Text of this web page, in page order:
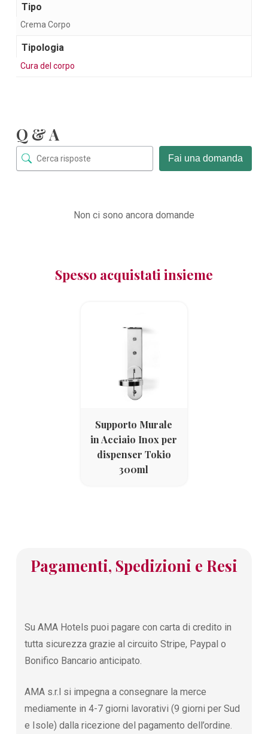
Tipo
Crema Corpo
Tipologia
Cura del corpo
Q & A
Fai una domanda
Non ci sono ancora domande
Spesso acquistati insieme
Supporto Murale
in Acciaio Inox per
dispenser Tokio
300ml
Pagamenti, Spedizioni e Resi
Su AMA Hotels puoi pagare con carta di credito in
tutta sicurezza grazie al circuito Stripe, Paypal o
Bonifico Bancario anticipato.
AMA s.r.l si impegna a consegnare la merce
mediamente in 4-7 giorni lavorativi (9 giorni per Sud
e Isole) dalla ricezione del pagamento dell’ordine.